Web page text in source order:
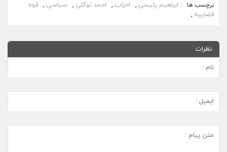
برچسب ها ابراهیم رئیسی احزاب احمد توکلی سیاسی
قوه
قضاییه
نظرات